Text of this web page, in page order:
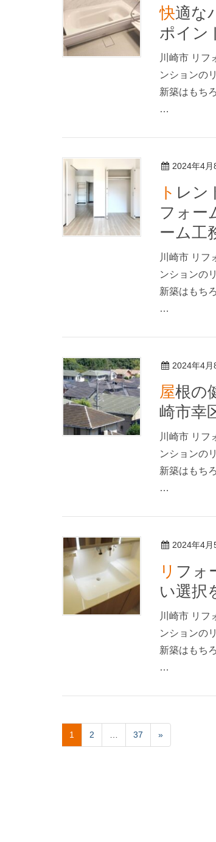
快適なバスタイムを叶える！お風呂リフォームの
ポイン
川崎市 リフ
ンションの
新築はもち
…
2024年4月
トレンドを押さえる！人気のフローリング張替リ
フォー
ーム工
川崎市 リフ
ンションの
新築はもち
…
2024年4月
屋根の健康を保つ！葺き替えの必要性と手順〜川
崎市幸
川崎市 リフ
ンションの
新築はもち
…
2024年4月
リフォームとリノベーションの違いを知って正し
い選択
川崎市 リフ
ンションの
新築はもち
…
1 2 37 »